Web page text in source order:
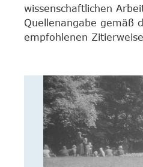
wissenschaftlichen
Quellenangabe gemäß
empfohlenen